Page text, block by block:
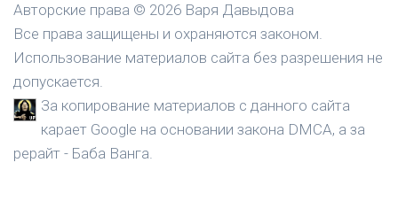
Авторские права © 2026 Варя Давыдова
Все права защищены и охраняются законом.
Использование материалов сайта без разрешения не
допускается.
За копирование материалов с данного сайта
карает Google на основании закона DMCA, а за
рерайт - Баба Ванга.